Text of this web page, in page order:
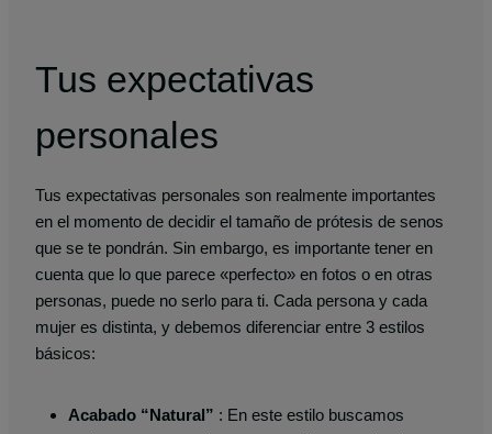
Tus expectativas
personales
Tus expectativas personales son realmente importantes
en el momento de decidir el tamaño de prótesis de senos
que se te pondrán. Sin embargo, es importante tener en
cuenta que lo que parece «perfecto» en fotos o en otras
personas, puede no serlo para ti. Cada persona y cada
mujer es distinta, y debemos diferenciar entre 3 estilos
básicos:
Acabado “Natural” : En este estilo buscamos